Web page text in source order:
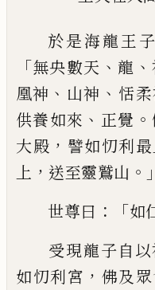
於是海龍王子
「無央數天 、 龍 、
凰神 、 山神 、 恬
供養如來 、 正覺 。
大殿 ， 譬如忉利
上 ， 送至靈鷲山 。」
世尊曰 ：「如
受現龍子自以
如忉利宮 ， 佛及眾